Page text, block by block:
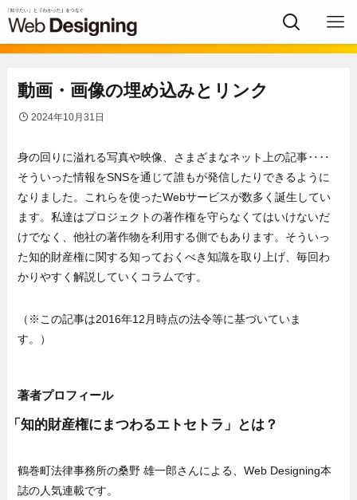
動画・画像の埋め込みとリンク
2024年10月31日
身の回りに溢れる写真や映像、さまざまなネット上の記事‥‥
そういった情報をSNSを通じて誰もが発信したりできるように
なりました。これらを使ったWebサービスが数多く誕生してい
ます。私達はプロジェクトの著作権を守らなくてはいけないだ
けでなく、他社の著作物を利用する側でもあります。そういっ
た知的財産権に関する知っておくべき知識を取り上げ、毎回わ
かりやすく解説していくコラムです。
（※この記事は2016年12月時点の法令等に基づいていま
す。）
著者プロフィール
「知的財産権にまつわるエトセトラ」とは？
鶴巻町法律事務所の桑野 雄一郎さんによる、Web Designing本
誌の人気連載です。